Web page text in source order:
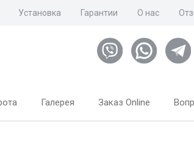
Установка Гарантии О нас
Галерея Заказ Online